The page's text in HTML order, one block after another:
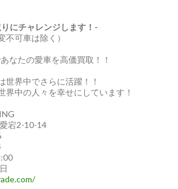
にチャレンジします！-
不可車は除く）
なたの愛車を高価買取！！
世界中でさらに活躍！！
界中の人々を幸せにしています！
宕2-10-14